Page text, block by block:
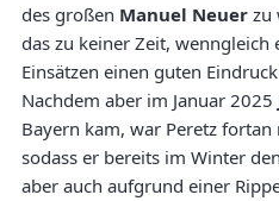
des großen Manuel Neuer zu
das zu keiner Zeit, wenngleich
Einsätzen einen guten
Nachdem aber im Januar 2025
Bayern kam, war Peretz
sodass er bereits im Winter
aber auch aufgrund einer